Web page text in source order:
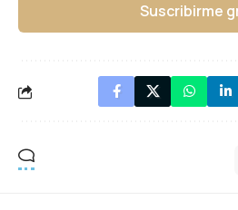
Suscribirme